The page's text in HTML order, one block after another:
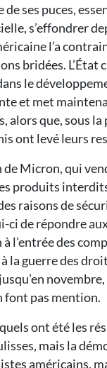
de ses puces,
s’effondrer
l’a
bridées. L’État
le
et met
alors que, sous la
ont levé leurs
Micron, qui
produits
raisons de
ci de répondre
à l’entrée des
la guerre des
font pas mention.
ont été les
mais la
américains,